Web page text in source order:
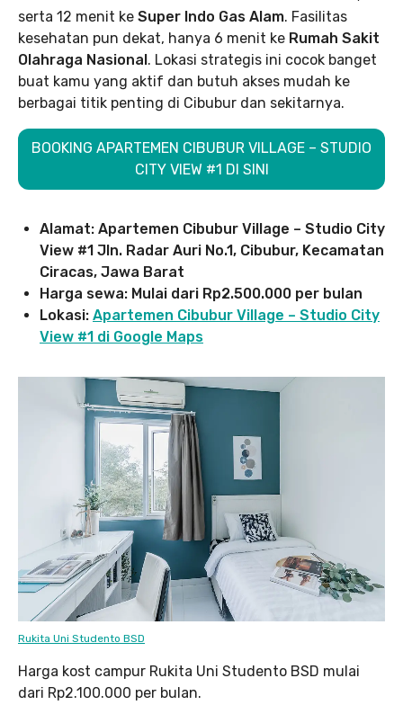
serta 12 menit ke Super Indo Gas Alam. Fasilitas
kesehatan pun dekat, hanya 6 menit ke Rumah Sakit
Olahraga Nasional. Lokasi strategis ini cocok banget
buat kamu yang aktif dan butuh akses mudah ke
berbagai titik penting di Cibubur dan sekitarnya.
BOOKING APARTEMEN CIBUBUR VILLAGE – STUDIO
CITY VIEW #1 DI SINI
Alamat: Apartemen Cibubur Village – Studio City
View #1 Jln. Radar Auri No.1, Cibubur, Kecamatan
Ciracas, Jawa Barat
Harga sewa: Mulai dari Rp2.500.000 per bulan
Lokasi: Apartemen Cibubur Village – Studio City
View #1 di Google Maps
Rukita Uni Studento BSD
Harga kost campur Rukita Uni Studento BSD mulai
dari Rp2.100.000 per bulan.